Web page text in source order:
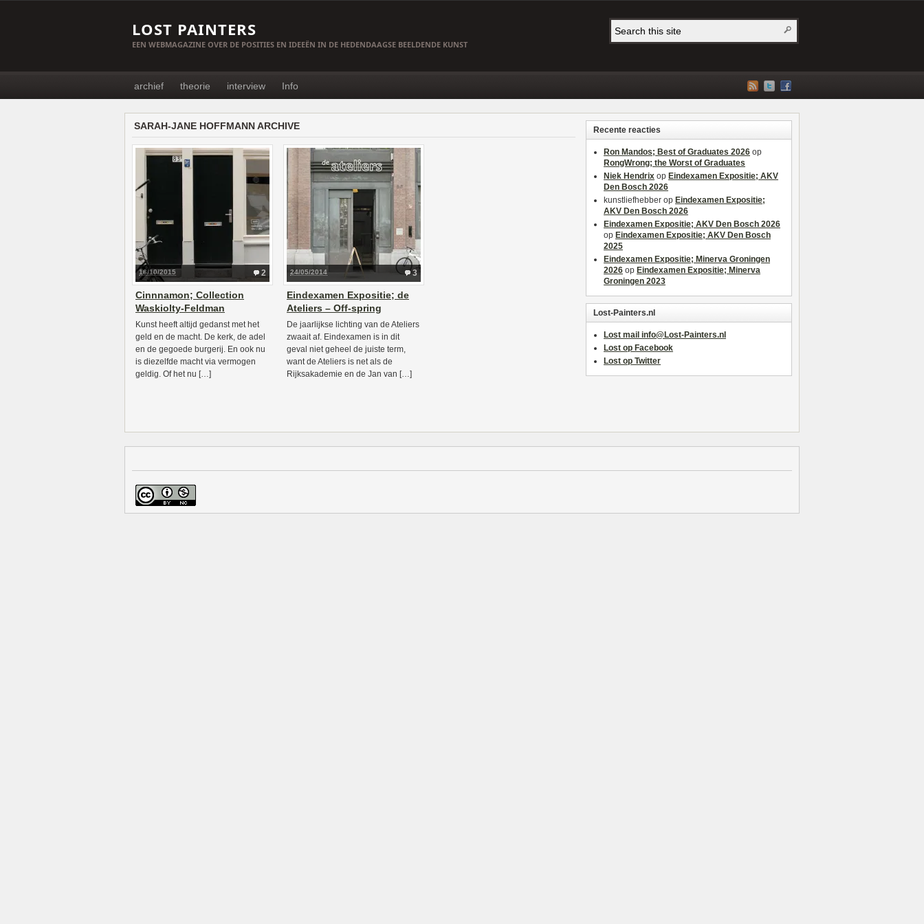
LOST PAINTERS
EEN WEBMAGAZINE OVER DE POSITIES EN IDEEËN IN DE HEDENDAAGSE BEELDENDE KUNST
archief theorie interview Info
SARAH-JANE HOFFMANN ARCHIVE
2
16/10/2015
Cinnnamon; Collection
Waskiolty-Feldman
Kunst heeft altijd gedanst met het
geld en de macht. De kerk, de adel
en de gegoede burgerij. En ook nu
is diezelfde macht via vermogen
geldig. Of het nu […]
3
24/05/2014
Eindexamen Expositie; de
Ateliers – Off-spring
De jaarlijkse lichting van de Ateliers
zwaait af. Eindexamen is in dit
geval niet geheel de juiste term,
want de Ateliers is net als de
Rijksakademie en de Jan van […]
Recente reacties
Ron Mandos; Best of Graduates 2026 op
RongWrong; the Worst of Graduates
Niek Hendrix op Eindexamen Expositie; AKV
Den Bosch 2026
kunstliefhebber op Eindexamen Expositie;
AKV Den Bosch 2026
Eindexamen Expositie; AKV Den Bosch 2026
op Eindexamen Expositie; AKV Den Bosch
2025
Eindexamen Expositie; Minerva Groningen
2026 op Eindexamen Expositie; Minerva
Groningen 2023
Lost-Painters.nl
Lost mail info@Lost-Painters.nl
Lost op Facebook
Lost op Twitter